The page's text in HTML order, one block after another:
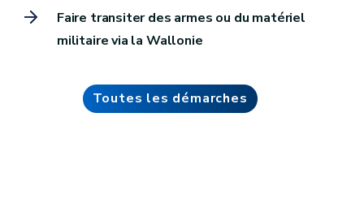
Faire transiter des armes ou du matériel
militaire via la Wallonie
Toutes les démarches